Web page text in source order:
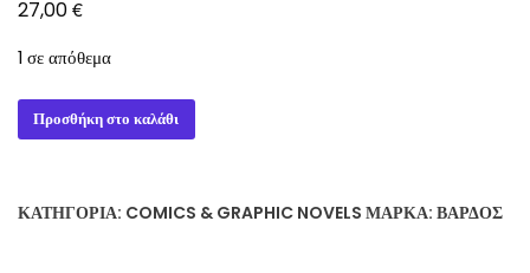
27,00€
1 σε απόθεμα
THE
PUNISHER
ποσότητα
Προσθήκη στο καλάθι
ΚΑΤΗΓΟΡΊΑ: COMICS & GRAPHIC NOVELS ΜΆΡΚΑ: ΒΆΡΔΟΣ